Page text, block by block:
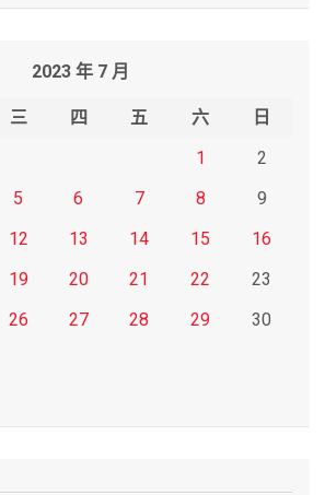
2023 年 7 月
三 四 五 六
日
1
2
5 6 7 8
9
12 13 14 15
16
19 20 21 22
23
26 27 28 29
30